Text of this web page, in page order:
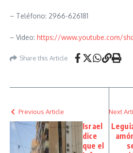
– Teléfono: 2966-626181
– Video: https://www.youtube.com/
Share this Article
Previous Article
Israel
dice
que el
Next